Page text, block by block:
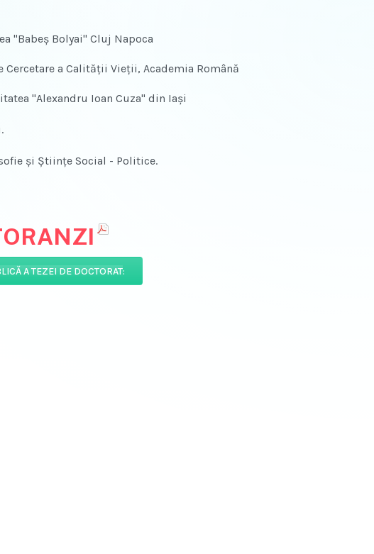
"Babeş Bolyai" Cluj Napoca
a Calității Vieții, Academia Română
"Alexandru Ioan Cuza" din Iaşi
şi Ştiinţe Social - Politice.
A TEZEI DE DOCTORAT: